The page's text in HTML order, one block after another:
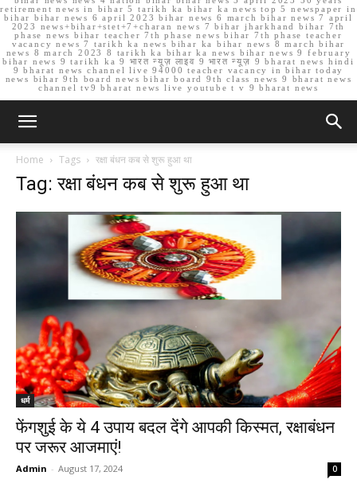
retirement news in bihar 5 tarikh ka bihar ka news top 5 newspaper in
bihar bihar news 6 april 2023 bihar news 6 march bihar news 7 april
2023 news+bihar+stet+7+charan news 7 bihar jharkhand bihar 7th
phase news bihar teacher 7th phase news bihar 7th phase teacher
vacancy news 7 tarikh ka news bihar ka bihar news 8 march bihar
news 8 march 2023 8 tarikh ka bihar ka news bihar news 9 february
bihar news 9 tarikh ka 9 भारत न्यूज़ लाइव 9 भारत न्यूज़ 9 bharat news hindi
9 bharat news channel live 94000 teacher vacancy in bihar today
news bihar 9th board news bihar board 9th class news 9 bharat news
channel tv9 bharat news live youtube t v 9 bharat news
Home Tags रक्षा बंधन कब से शुरू हुआ था
Tag: रक्षा बंधन कब से शुरू हुआ था
धर्म
फेंगशुई के ये 4 उपाय बदल देंगे आपकी किस्मत, रक्षाबंधन
पर जरूर आजमाएं!
Admin - August 17, 2024 0